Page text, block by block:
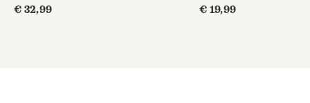
€ 32,99
€ 19,99